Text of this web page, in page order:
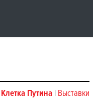
Клетка Путина| Выставки